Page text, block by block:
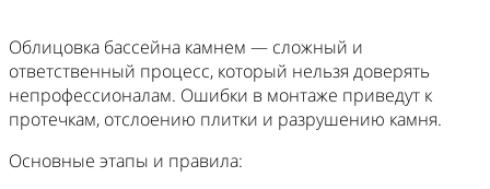
Облицовка бассейна камнем — сложный и
ответственный процесс, который нельзя доверять
непрофессионалам. Ошибки в монтаже приведут к
протечкам, отслоению плитки и разрушению камня.
Основные этапы и правила: